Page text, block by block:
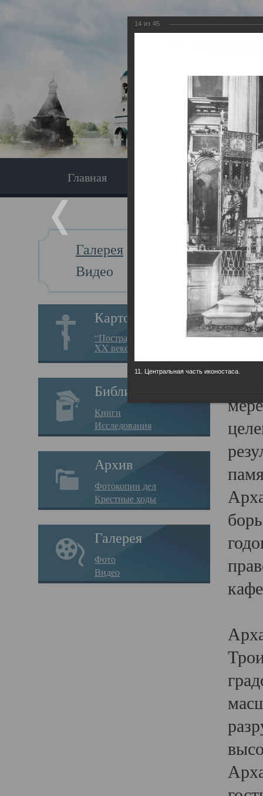
Главная Экскурсия
Галерея
Видео
Картотека
“Пострадавшие за веру в
XX веке на Севере”
Библиотека
Книги
Исследования
Архив
Фотокопии дел
Крестные ходы
Галерея
Фото
Видео
Главная
14 из 45
11. Центральная часть иконостаса.